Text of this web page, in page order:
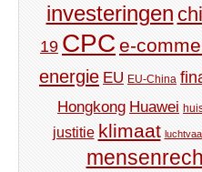
investeringen
19 CPC e-
energie EU EU-China
Hongkong Huawei
justitie klimaat